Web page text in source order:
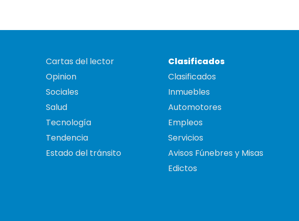
Cartas del lector
Opinion
Sociales
Salud
Tecnología
Tendencia
Estado del tránsito
Clasificados
Clasificados
Inmuebles
Automotores
Empleos
Servicios
Avisos Fúnebres y Misas
Edictos